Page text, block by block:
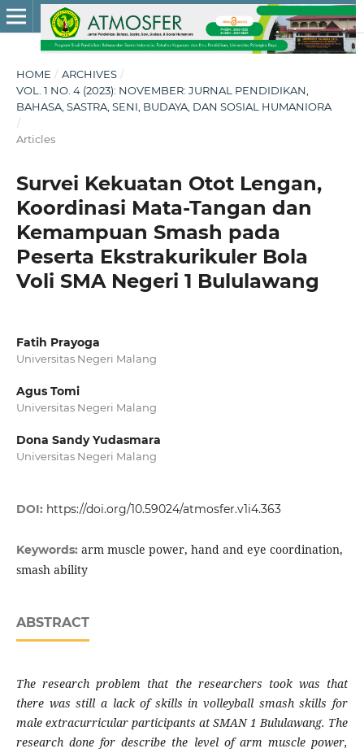
HOME / ARCHIVES /
VOL. 1 NO. 4 (2023): NOVEMBER: JURNAL PENDIDIKAN,
BAHASA, SASTRA, SENI, BUDAYA, DAN SOSIAL HUMANIORA
/
Articles
Survei Kekuatan Otot Lengan,
Koordinasi Mata-Tangan dan
Kemampuan Smash pada
Peserta Ekstrakurikuler Bola
Voli SMA Negeri 1 Bululawang
Fatih Prayoga
Universitas Negeri Malang
Agus Tomi
Universitas Negeri Malang
Dona Sandy Yudasmara
Universitas Negeri Malang
DOI: https://doi.org/10.59024/atmosfer.v1i4.363
Keywords: arm muscle power, hand and eye coordination,
smash ability
ABSTRACT
The research problem that the researchers took was that
there was still a lack of skills in volleyball smash skills for
male extracurricular participants at SMAN 1 Bululawang. The
research done for describe the level of arm muscle power,